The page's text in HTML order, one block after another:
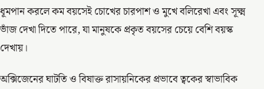
ধূমপান করলে কম বয়সেই চোখের চারপাশ ও মুখে বলিরেখা এবং সূক্ষ্ম
ভাঁজ দেখা দিতে পারে, যা মানুষকে প্রকৃত বয়সের চেয়ে বেশি বয়স্ক
দেখায়।
অক্সিজেনের ঘাটতি ও বিষাক্ত রাসায়নিকের প্রভাবে ত্বকের স্বাভাবিক